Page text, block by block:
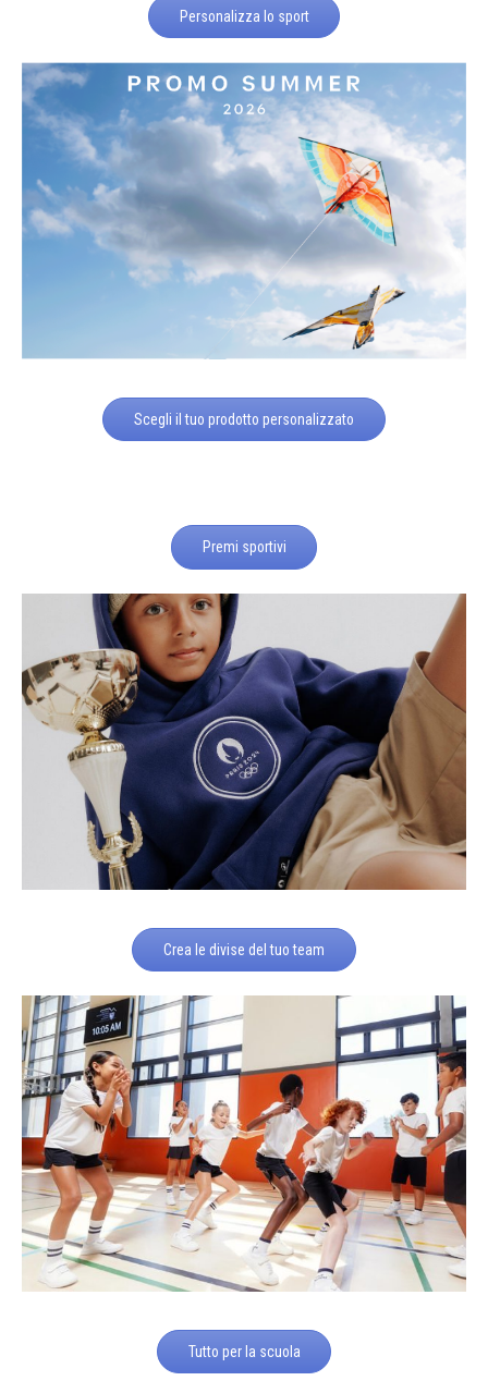
Personalizza lo sport
Scegli il tuo prodotto personalizzato
Premi sportivi
Crea le divise del tuo team
Tutto per la scuola